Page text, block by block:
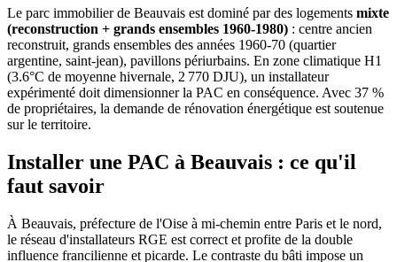
Le parc immobilier de Beauvais est dominé par des logements mixte
(reconstruction + grands ensembles 1960-1980) : centre ancien
reconstruit, grands ensembles des années 1960-70 (quartier
argentine, saint-jean), pavillons périurbains. En zone climatique H1
(3.6°C de moyenne hivernale, 2 770 DJU), un installateur
expérimenté doit dimensionner la PAC en conséquence. Avec 37 %
de propriétaires, la demande de rénovation énergétique est soutenue
sur le territoire.
Installer une PAC à Beauvais : ce qu'il
faut savoir
À Beauvais, préfecture de l'Oise à mi-chemin entre Paris et le nord,
le réseau d'installateurs RGE est correct et profite de la double
influence francilienne et picarde. Le contraste du bâti impose un